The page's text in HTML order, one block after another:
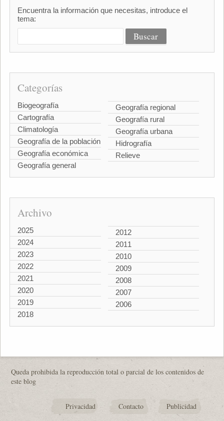
Encuentra la información que necesitas, introduce el
tema:
Categorías
Biogeografía
Cartografía
Climatología
Geografía de la población
Geografía económica
Geografía general
Geografía regional
Geografía rural
Geografía urbana
Hidrografía
Relieve
Archivo
2025
2024
2023
2022
2021
2020
2019
2018
2012
2011
2010
2009
2008
2007
2006
Queda prohibida la reproducción total o parcial de los contenidos de
este blog
Privacidad Contacto Publicidad